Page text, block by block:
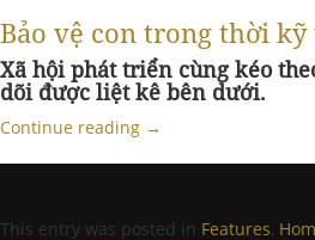
Bảo vệ con trong thời
Xã hội phát triển cùng kéo
dõi được liệt kê bên dưới.
Continue reading →
This entry was posted in Features,